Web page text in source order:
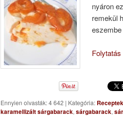
nyáron
remekül
Folytatás
Ennyien olvasták: 4 642 | Kategória: Receptek
karamellizált sárgabarack, sárgabarack,